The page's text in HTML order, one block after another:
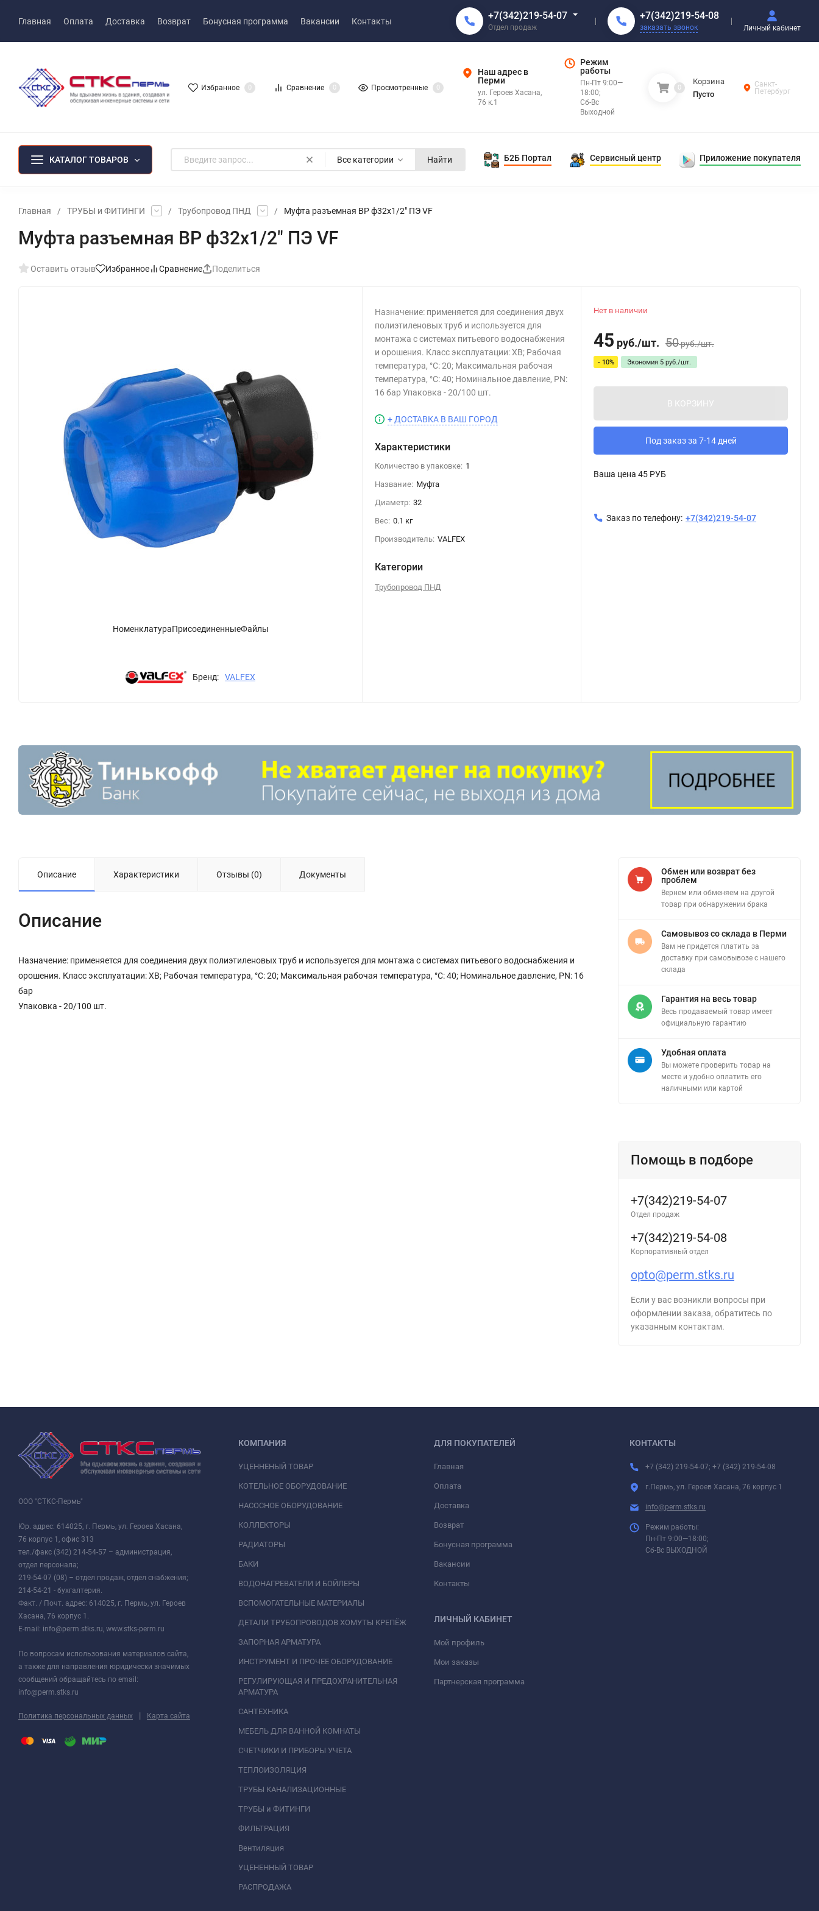
Главная Оплата Доставка Возврат Бонусная программа Вакансии Контакты +7(342)219-54-07
Отдел продаж
+7(342)219-54-08
заказать звонок Личный кабинет
Избранное 0 Сравнение 0 Просмотренные 0
Наш адрес в
Перми
ул. Героев Хасана,
76 к.1
Режим
работы
Пн-Пт 9:00—
18:00;
Сб-Вс
Выходной
0
Корзина
Пусто
Санкт-
Петербург
КАТАЛОГ ТОВАРОВ Все категории Найти Б2Б Портал Сервисный центр Приложение покупателя
Главная / ТРУБЫ и ФИТИНГИ / Трубопровод ПНД / Муфта разъемная ВР ф32х1/2" ПЭ VF
Муфта разъемная ВР ф32х1/2" ПЭ VF
Оставить отзыв Избранное Сравнение Поделиться
НоменклатураПрисоединенныеФайлы
Бренд: VALFEX
Назначение: применяется для соединения двух
полиэтиленовых труб и используется для
монтажа с системах питьевого водоснабжения
и орошения. Класс эксплуатации: ХВ; Рабочая
температура, °С: 20; Максимальная рабочая
температура, °С: 40; Номинальное давление, PN:
16 бар Упаковка - 20/100 шт.
+ ДОСТАВКА В ВАШ ГОРОД
Характеристики
Количество в упаковке: 1
Название: Муфта
Диаметр: 32
Вес: 0.1 кг
Производитель: VALFEX
Категории
Трубопровод ПНД
Нет в наличии
45 руб./шт. 50руб./шт.
- 10% Экономия 5 руб. /шт.
В КОРЗИНУ
Под заказ за 7-14 дней
Ваша цена45 РУБ
Заказ по телефону: +7(342)219-54-07
Описание Характеристики Отзывы (0) Документы
Описание
Назначение: применяется для соединения двух полиэтиленовых труб и используется для монтажа с системах питьевого водоснабжения и
орошения. Класс эксплуатации: ХВ; Рабочая температура, °С: 20; Максимальная рабочая температура, °С: 40; Номинальное давление, PN: 16
бар
Упаковка - 20/100 шт.
Обмен или возврат без
проблем
Вернем или обменяем на другой
товар при обнаружении брака
Самовывоз со склада в Перми
Вам не придется платить за
доставку при самовывозе с нашего
склада
Гарантия на весь товар
Весь продаваемый товар имеет
официальную гарантию
Удобная оплата
Вы можете проверить товар на
месте и удобно оплатить его
наличными или картой
Помощь в подборе
+7(342)219-54-07
Отдел продаж
+7(342)219-54-08
Корпоративный отдел
opto@perm.stks.ru
Если у вас возникли вопросы при
оформлении заказа, обратитесь по
указанным контактам.
ООО "СТКС-Пермь"
Юр. адрес: 614025, г. Пермь, ул. Героев Хасана,
76 корпус 1, офис 313
тел./факс (342) 214-54-57 – администрация,
отдел персонала;
219-54-07 (08) – отдел продаж, отдел снабжения;
214-54-21 - бухгалтерия.
Факт. / Почт. адрес: 614025, г. Пермь, ул. Героев
Хасана, 76 корпус 1.
E-mail: info@perm.stks.ru, www.stks-perm.ru
По вопросам использования материалов сайта,
а также для направления юридически значимых
сообщений обращайтесь по email:
info@perm.stks.ru
Политика персональных данных | Карта сайта
КОМПАНИЯ
УЦЕННЕНЫЙ ТОВАР
КОТЕЛЬНОЕ ОБОРУДОВАНИЕ
НАСОСНОЕ ОБОРУДОВАНИЕ
КОЛЛЕКТОРЫ
РАДИАТОРЫ
БАКИ
ВОДОНАГРЕВАТЕЛИ И БОЙЛЕРЫ
ВСПОМОГАТЕЛЬНЫЕ МАТЕРИАЛЫ
ДЕТАЛИ ТРУБОПРОВОДОВ ХОМУТЫ КРЕПЁЖ
ЗАПОРНАЯ АРМАТУРА
ИНСТРУМЕНТ И ПРОЧЕЕ ОБОРУДОВАНИЕ
РЕГУЛИРУЮЩАЯ И ПРЕДОХРАНИТЕЛЬНАЯ
АРМАТУРА
САНТЕХНИКА
МЕБЕЛЬ ДЛЯ ВАННОЙ КОМНАТЫ
СЧЕТЧИКИ И ПРИБОРЫ УЧЕТА
ТЕПЛОИЗОЛЯЦИЯ
ТРУБЫ КАНАЛИЗАЦИОННЫЕ
ТРУБЫ и ФИТИНГИ
ФИЛЬТРАЦИЯ
Вентиляция
УЦЕНЕННЫЙ ТОВАР
РАСПРОДАЖА
ДЛЯ ПОКУПАТЕЛЕЙ
Главная
Оплата
Доставка
Возврат
Бонусная программа
Вакансии
Контакты
ЛИЧНЫЙ КАБИНЕТ
Мой профиль
Мои заказы
Партнерская программа
КОНТАКТЫ
+7 (342) 219-54-07; +7 (342) 219-54-08
г.Пермь, ул. Героев Хасана, 76 корпус 1
info@perm.stks.ru
Режим работы:
Пн-Пт 9:00—18:00;
Сб-Вс ВЫХОДНОЙ